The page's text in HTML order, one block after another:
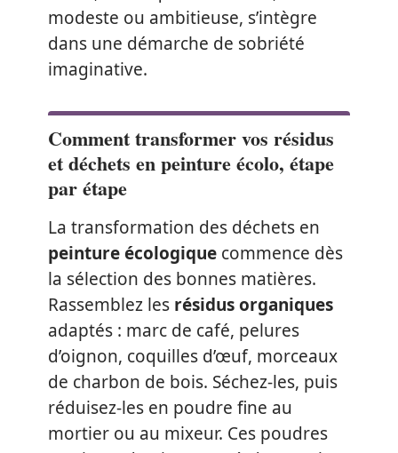
modeste ou ambitieuse, s’intègre
dans une démarche de sobriété
imaginative.
Comment transformer vos résidus
et déchets en peinture écolo, étape
par étape
La transformation des déchets en
peinture écologique commence dès
la sélection des bonnes matières.
Rassemblez les résidus organiques
adaptés : marc de café, pelures
d’oignon, coquilles d’œuf, morceaux
de charbon de bois. Séchez-les, puis
réduisez-les en poudre fine au
mortier ou au mixeur. Ces poudres